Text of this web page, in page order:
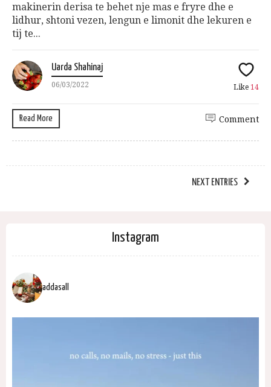
makinerin derisa te behet nje mas e fryre dhe e
lidhur, shtoni vezen, lengun e limonit dhe lekuren e
tij te...
Uarda Shahinaj
06/03/2022 Like 14
Read More Comment
NEXT ENTRIES
Instagram
addasall